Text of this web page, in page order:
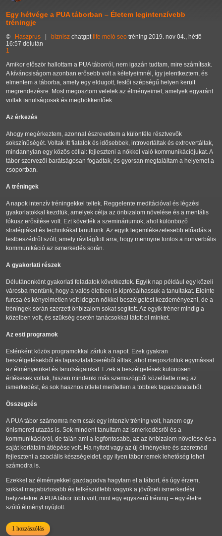
Egy hétvége a PUA táborban – Életem legintenzívebb
tréningje
© Haszprus biznisz chatgpt life meló seo tréning 2019. nov 04., hétfő
16:57 délután
1
Amikor először hallottam a PUA táborról, nem igazán tudtam, mire számítsak.
A kíváncsiságom azonban erősebb volt a kételyeimnél, így jelentkeztem, és
elmentem a táborba, amely egy eldugott, festői szépségű helyen került
megrendezésre. Most megosztom veletek az élményeimet, amelyek egyaránt
voltak tanulságosak és meghökkentőek.
Az érkezés
Ahogy megérkeztem, azonnal észrevettem a különféle résztvevők
sokszínűségét. Voltak itt fiatalok és idősebbek, introvertáltak és extrovertáltak,
mindannyian egy közös céllal: fejleszteni a nőkkel való kommunikációjukat. A
tábor szervezői barátságosan fogadtak, és gyorsan megtaláltam a helyemet a
csoportban.
A tréningek
A napok intenzív tréningekkel teltek. Reggelente meditációval és légzési
gyakorlatokkal kezdtük, amelyek célja az önbizalom növelése és a mentális
fókusz erősítése volt. Ezt követték a szemináriumok, ahol különböző
stratégiákat és technikákat tanultunk. Az egyik legemlékezetesebb előadás a
testbeszédről szólt, amely rávilágított arra, hogy mennyire fontos a nonverbális
kommunikáció az ismerkedés során.
A gyakorlati részek
Délutánonként gyakorlati feladatok következtek. Egyik nap például egy közeli
városba mentünk, hogy a valós életben is kipróbálhassuk a tanultakat. Eleinte
furcsa és kényelmetlen volt idegen nőkkel beszélgetést kezdeményezni, de a
tréningek során szerzett önbizalom sokat segített. Az egyik tréner mindig a
közelben volt, és szükség esetén tanácsokkal látott el minket.
Az esti programok
Esténként közös programokkal zártuk a napot. Ezek gyakran
beszélgetésekből és tapasztalatcseréből álltak, ahol megosztottuk egymással
az élményeinket és tanulságainkat. Ezek a beszélgetések különösen
értékesek voltak, hiszen mindenki más szemszögből közelítette meg az
ismerkedést, és sok hasznos ötletet merítettem a többiek tapasztalataiból.
Összegzés
A PUA tábor számomra nem csak egy intenzív tréning volt, hanem egy
önismereti utazás is. Sok mindent tanultam az ismerkedésről és a
kommunikációról, de talán ami a legfontosabb, az az önbizalom növelése és a
saját korlátaim átlépése volt. Ha nyitott vagy az új élményekre és szeretnéd
fejleszteni a szociális készségeidet, egy ilyen tábor remek lehetőség lehet
számodra is.
Ezekkel az élményekkel gazdagodva hagytam el a tábort, és úgy érzem,
sokkal magabiztosabb és felkészültebb vagyok a jövőbeli ismerkedési
helyzetekre. A PUA tábor több volt, mint egy egyszerű tréning – egy életre
szóló élményt nyújtott.
1 hozzászólás